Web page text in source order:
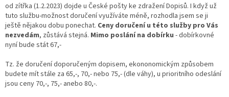
od zítřka (1.2.2023) dojde u České pošty ke zdražení Dopisů. I když už
tuto službu-možnost doručení využíváte méně, rozhodla jsem se ji
ještě nějakou dobu ponechat. Ceny doručení u této služby pro Vás
nezvedám, zůstává stejná. Mimo poslání na dobírku - dobírkovné
nyní bude stát 67,-
Tz. že doručení doporučeným dopisem, ekononomickým způsobem
budete mít stále za 65,-, 70,- nebo 75,- (dle váhy), u prioritního odeslání
jsou ceny 70,-, 75,- anebo 80,-.